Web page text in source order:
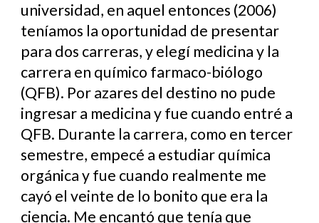
universidad, en aquel entonces (2006)
teníamos la oportunidad de presentar
para dos carreras, y elegí medicina y la
carrera en químico farmaco-biólogo
(QFB). Por azares del destino no pude
ingresar a medicina y fue cuando entré a
QFB. Durante la carrera, como en tercer
semestre, empecé a estudiar química
orgánica y fue cuando realmente me
cayó el veinte de lo bonito que era la
ciencia. Me encantó que tenía que